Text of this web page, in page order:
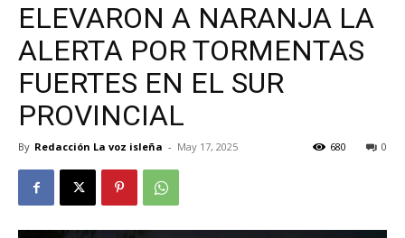
ELEVARON A NARANJA LA
ALERTA POR TORMENTAS
FUERTES EN EL SUR
PROVINCIAL
By Redacción La voz isleña - May 17, 2025 0
680